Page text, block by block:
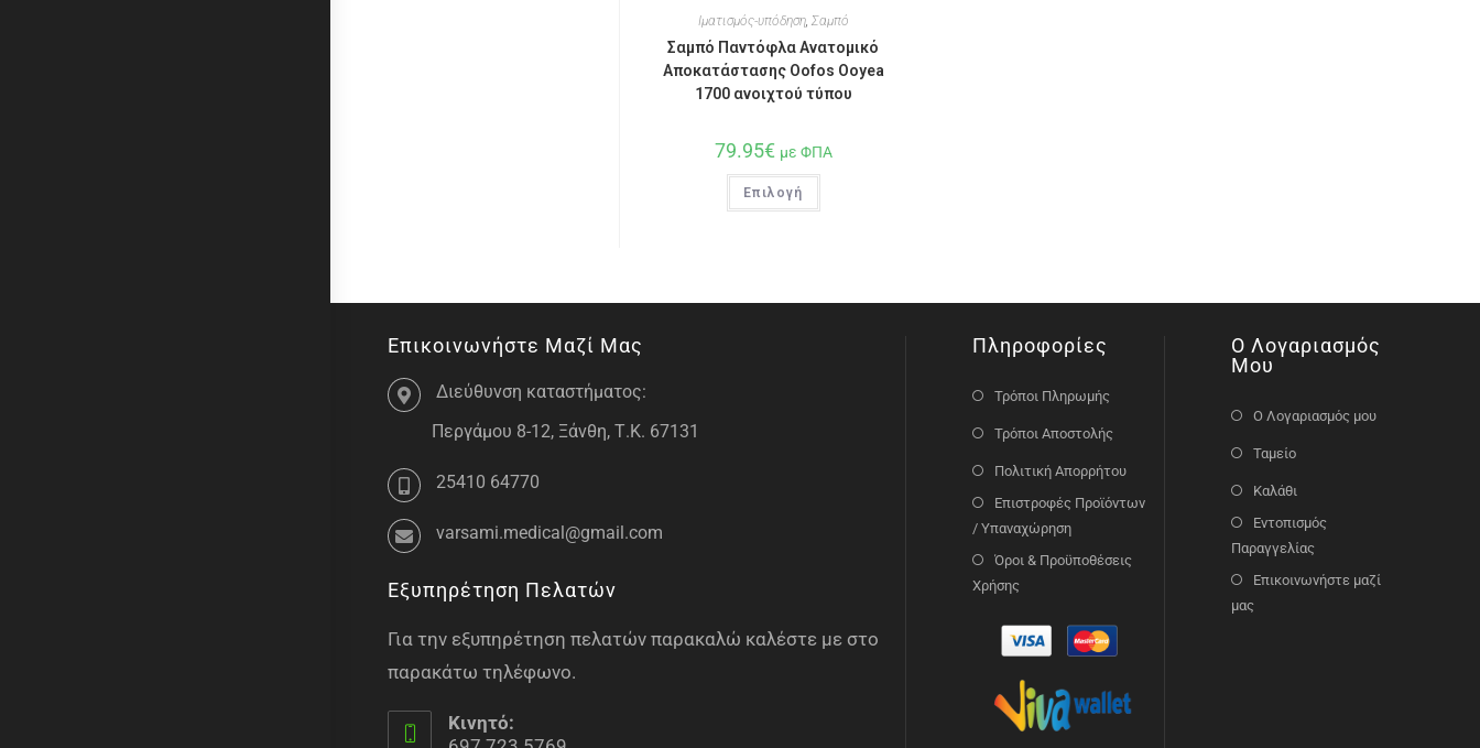
Ιματισμός-υπόδηση, Σαμπό
Σαμπό Παντόφλα Ανατομικό
Αποκατάστασης Oofos Ooyea
1700 ανοιχτού τύπου
79.95€ με ΦΠΑ
Επιλογή
Επικοινωνήστε Μαζί Μας
Διεύθυνση καταστήματος:
Περγάμου 8-12, Ξάνθη, Τ.Κ. 67131
25410 64770
varsami.medical@gmail.com
Εξυπηρέτηση Πελατών
Για την εξυπηρέτηση πελατών παρακαλώ καλέστε με στο
παρακάτω τηλέφωνο.
Κινητό:
Πληροφορίες
Τρόποι Πληρωμής
Τρόποι Αποστολής
Πολιτική Απορρήτου
Επιστροφές Προϊόντων
/ Υπαναχώρηση
Όροι & Προϋποθέσεις
Χρήσης
Ο Λογαριασμός
Μου
Ο Λογαριασμός μου
Ταμείο
Καλάθι
Εντοπισμός
Παραγγελίας
Επικοινωνήστε μαζί
μας